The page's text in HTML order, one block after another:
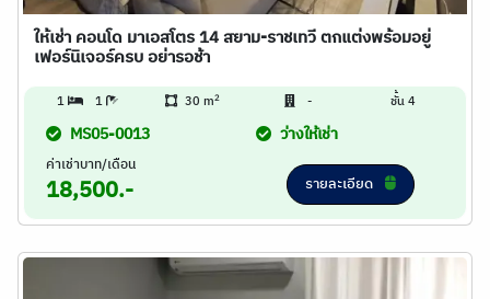
ให้เช่า คอนโด มาเอสโตร 14 สยาม-ราชเทวี ตกแต่งพร้อมอยู่
เฟอร์นิเจอร์ครบ อย่ารอช้า
1 1 30 m2 - ชั้น 4
MS05-0013 ว่างให้เช่า
ค่าเช่าบาท/เดือน
18,500.- รายละเอียด